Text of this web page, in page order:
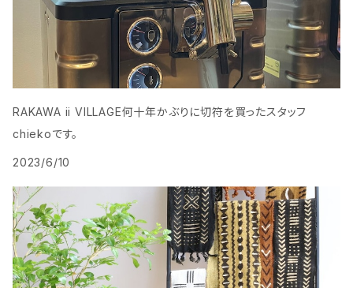
RAKAWA ii VILLAGE何十年かぶりに切符を買ったスタッフ
chiekoです。
2023/6/10